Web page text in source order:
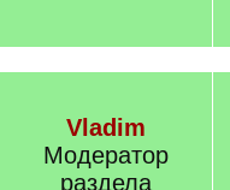
Vladim
Модератор
раздела